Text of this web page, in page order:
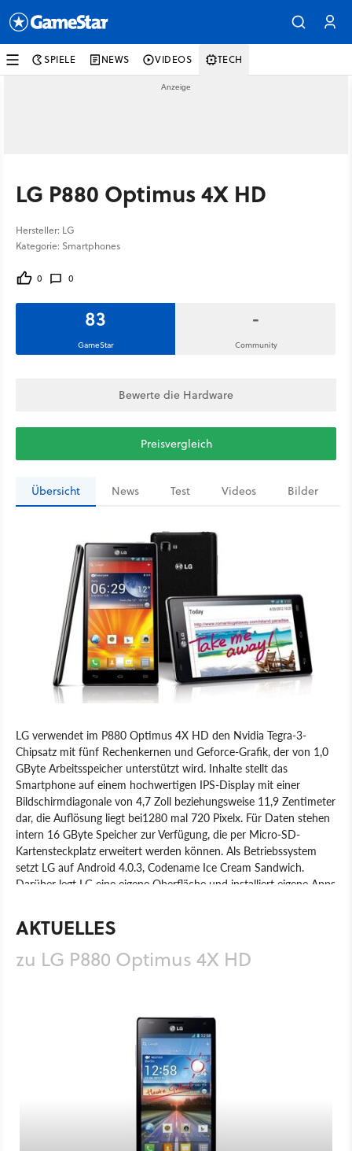
SPIELE NEWS VIDEOS TECH
LG P880 Optimus 4X HD
Hersteller: LG
Kategorie: Smartphones
0 0
83
GameStar
-
Community
Bewerte die Hardware
Preisvergleich
Übersicht News Test Videos Bilder
LG verwendet im P880 Optimus 4X HD den Nvidia Tegra-3-
Chipsatz mit fünf Rechenkernen und Geforce-Grafik, der von 1,0
GByte Arbeitsspeicher unterstützt wird. Inhalte stellt das
Smartphone auf einem hochwertigen IPS-Display mit einer
Bildschirmdiagonale von 4,7 Zoll beziehungsweise 11,9 Zentimeter
dar, die Auflösung liegt bei1280 mal 720 Pixelx. Für Daten stehen
intern 16 GByte Speicher zur Verfügung, die per Micro-SD-
Kartensteckplatz erweitert werden können. Als Betriebssystem
setzt LG auf Android 4.0.3, Codename Ice Cream Sandwich.
Darüber legt LG eine eigene Oberfläche und installiert eigene Apps
Bean soll unverständlicherweise erst 2013 erfolgen.
Produkt Smartphones Hardware LG
AKTUELLES
zu LG P880 Optimus 4X HD